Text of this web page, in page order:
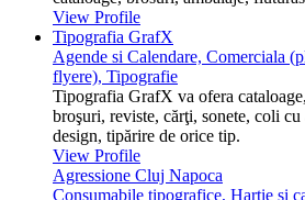
View Profile
Tipografia GrafX
Agende si Calendare, Comerciala
flyere), Tipografie
Tipografia GrafX va ofera
broşuri, reviste, cărţi, sonete, coli
design, tipărire de orice tip.
View Profile
Agressione Cluj Napoca
Consumabile tipografice, Hartie si